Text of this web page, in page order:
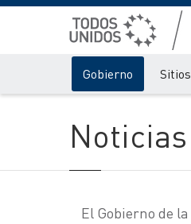
Gobierno
Noticias
El Gobierno de